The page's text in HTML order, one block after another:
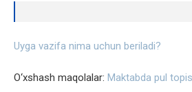
Uyga vazifa nima uchun beriladi?
O‘xshash maqolalar: Maktabda pul